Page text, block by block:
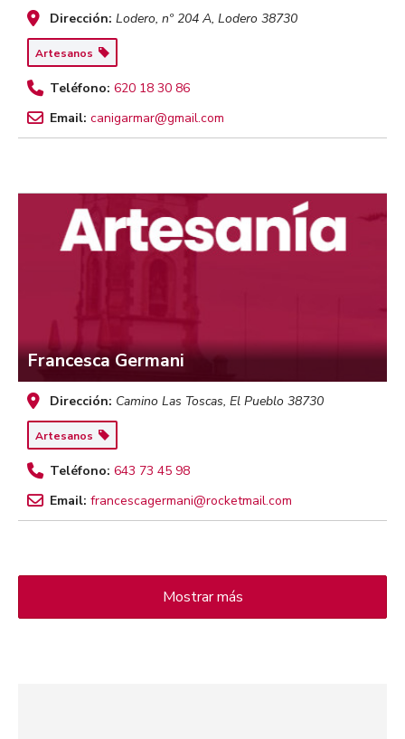
Dirección: Lodero, nº 204 A, Lodero 38730
Artesanos
Teléfono: 620 18 30 86
Email: canigarmar@gmail.com
Francesca Germani
Dirección: Camino Las Toscas, El Pueblo 38730
Artesanos
Teléfono: 643 73 45 98
Email: francescagermani@rocketmail.com
Mostrar más